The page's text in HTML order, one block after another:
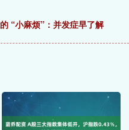
“小麻烦”：并发症早了解